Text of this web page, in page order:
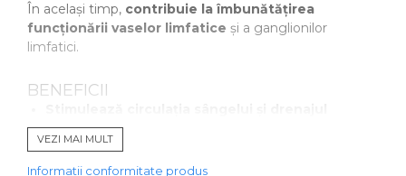
În același timp, contribuie la îmbunătățirea
funcționării vaselor limfatice și a ganglionilor
limfatici.
BENEFICII
limfatic, reducând umflarea și disconfortul.
Ameliorează limfedemul post-mastectomie
post-radioterapie sau după intervenții chirurgicale.
VEZI MAI MULT
Informatii conformitate produs